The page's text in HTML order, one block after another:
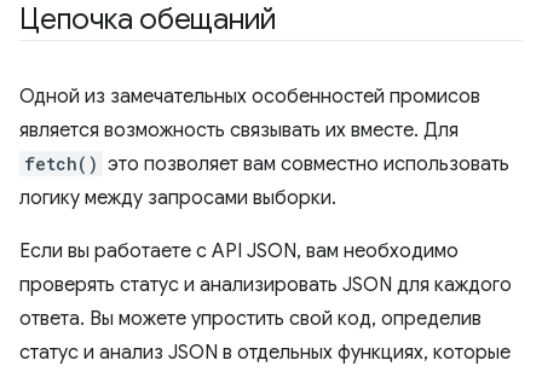
Цепочка обещаний
Одной из замечательных особенностей промисов
является возможность связывать их вместе. Для
fetch() это позволяет вам совместно использовать
логику между запросами выборки.
Если вы работаете с API JSON, вам необходимо
проверять статус и анализировать JSON для каждого
ответа. Вы можете упростить свой код, определив
статус и анализ JSON в отдельных функциях, которые